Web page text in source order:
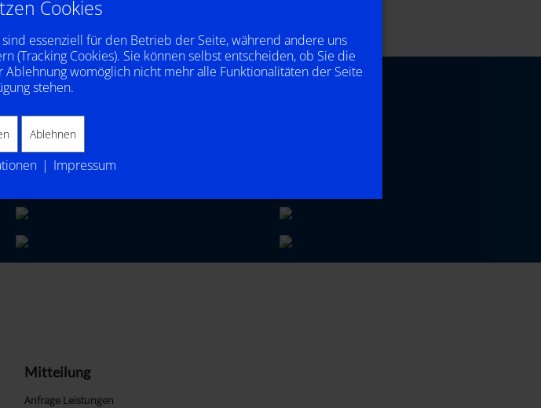
Mitteilung
Anfrage Leistungen
Cookies
essenziell für den Betrieb der Seite, während andere uns
(Tracking Cookies). Sie können selbst entscheiden, ob Sie die
womöglich nicht mehr alle Funktionalitäten der Seite
stehen.
Ablehnen
| Impressum